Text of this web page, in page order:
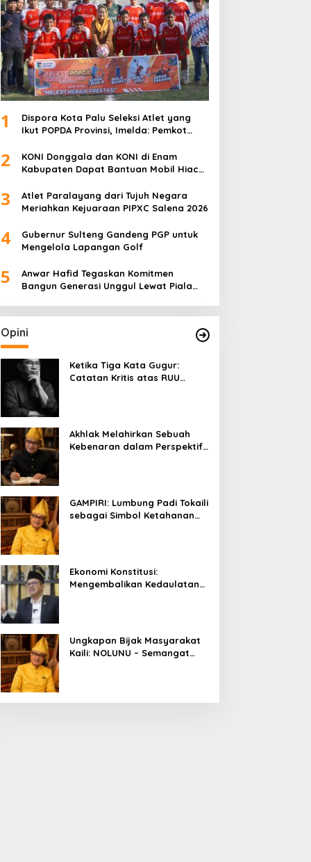
1
Dispora Kota Palu Seleksi Atlet yang
Ikut POPDA Provinsi, Imelda: Pemkot
Olahraga Pelajar
2
KONI Donggala dan KONI di Enam
Kabupaten Dapat Bantuan Mobil Hiace
3
Atlet Paralayang dari Tujuh Negara
Meriahkan Kejuaraan PIPXC Salena 2026
4
Gubernur Sulteng Gandeng PGP untuk
Mengelola Lapangan Golf
5
Anwar Hafid Tegaskan Komitmen
Bangun Generasi Unggul Lewat Piala
Opini
Ketika Tiga Kata Gugur:
Catatan Kritis atas RUU
Akhlak Melahirkan Sebuah
Kebenaran dalam Perspektif
GAMPIRI: Lumbung Padi Tokaili
sebagai Simbol Ketahanan
Ekonomi Konstitusi:
Mengembalikan Kedaulatan
Ungkapan Bijak Masyarakat
Kaili: NOLUNU – Semangat